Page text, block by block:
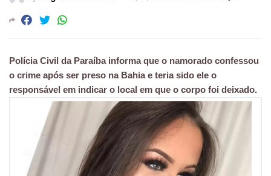
Polícia Civil da Paraíba informa que o namorado confessou
o crime após ser preso na Bahia e teria sido ele o
responsável em indicar o local em que o corpo foi deixado.